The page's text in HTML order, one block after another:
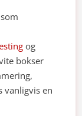
og
bokser
vanligvis en